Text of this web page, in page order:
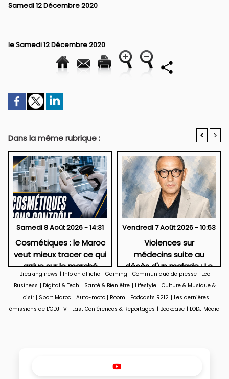
Samedi 12 Décembre 2020
le Samedi 12 Décembre 2020
Dans la même rubrique : < >
Samedi 8 Août 2026 - 14:31
Cosmétiques : le Maroc
veut mieux tracer ce qui
arrive sur le marché
Vendredi 7 Août 2026 - 10:53
Violences sur
médecins suite au
décès d'un malade : Le
drame caché de la
médecine.
Breaking news | Info en affiche | Gaming | Communiqué de presse | Eco
Business | Digital & Tech | Santé & Bien être | Lifestyle | Culture & Musique &
Loisir | Sport Maroc | Auto-moto | Room | Podcasts R212 | Les dernières
émissions de L'ODJ TV | Last Conférences & Reportages | Bookcase | LODJ Média